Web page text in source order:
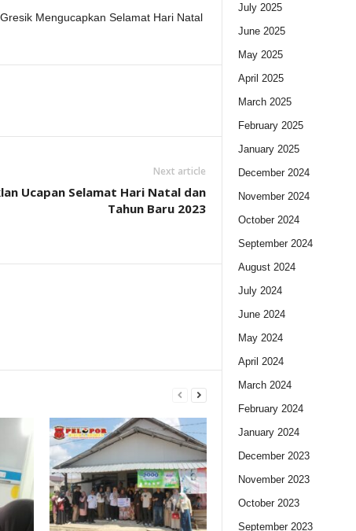
Mengucapkan Selamat Hari Natal
Next article
Ucapan Selamat Hari Natal dan
Tahun Baru 2023
July 2025
June 2025
May 2025
April 2025
March 2025
February 2025
January 2025
December 2024
November 2024
October 2024
September 2024
August 2024
July 2024
June 2024
May 2024
April 2024
March 2024
February 2024
January 2024
December 2023
November 2023
October 2023
September 2023